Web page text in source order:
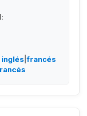
inglés francés